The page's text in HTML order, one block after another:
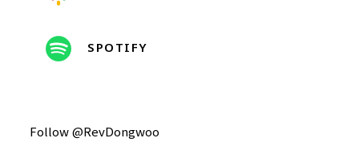
SPOTIFY
Follow @RevDongwoo